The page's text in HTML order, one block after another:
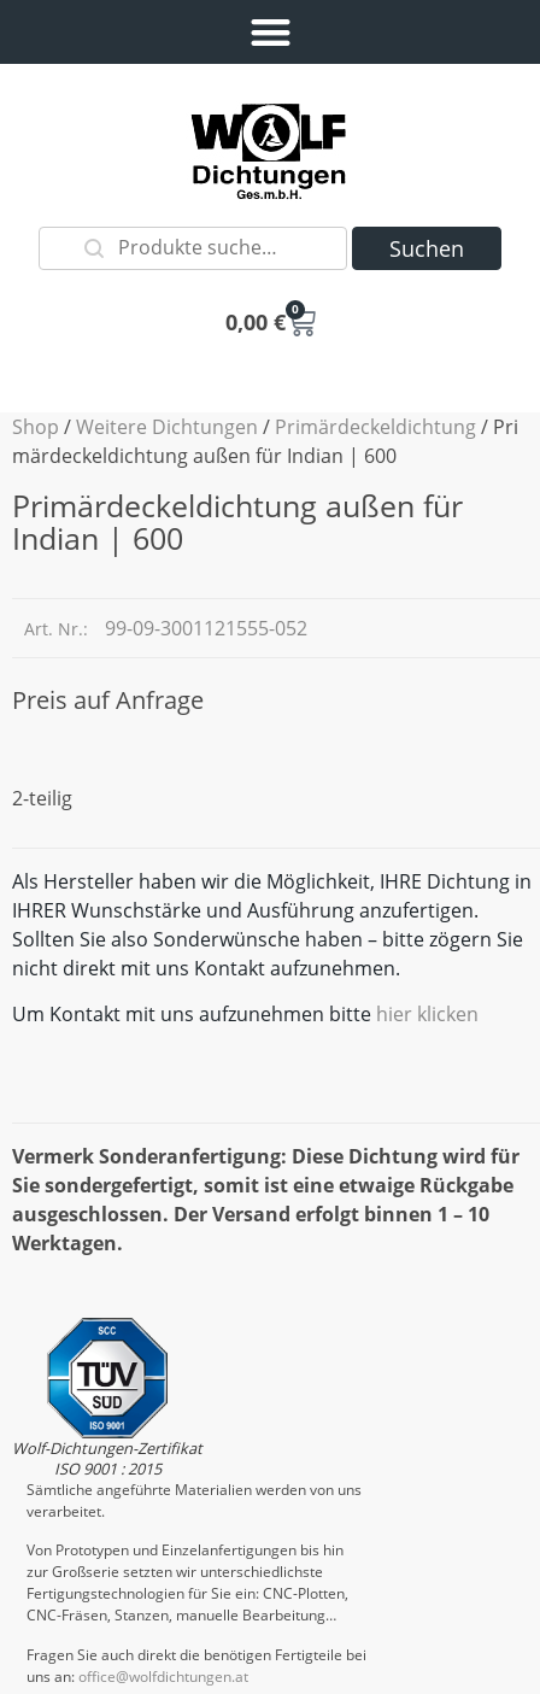
Suchen
0,00 € 0
Shop /Weitere Dichtungen / Primärdeckeldichtung/ Pri
märdeckeldichtung außen für Indian | 600
Primärdeckeldichtung außen für
Indian | 600
Art. Nr.: 99-09-3001121555-052
Preis auf Anfrage
2-teilig
Als Hersteller haben wir die Möglichkeit, IHRE Dichtung in
IHRER Wunschstärke und Ausführung anzufertigen.
Sollten Sie also Sonderwünsche haben – bitte zögern Sie
nicht direkt mit uns Kontakt aufzunehmen.
Um Kontakt mit uns aufzunehmen bitte hier klicken
Vermerk Sonderanfertigung: Diese Dichtung wird für
Sie sondergefertigt, somit ist eine etwaige Rückgabe
ausgeschlossen. Der Versand erfolgt binnen 1 – 10
Werktagen.
Wolf-Dichtungen-Zertifikat
ISO 9001 : 2015
Sämtliche angeführte Materialien werden von uns
verarbeitet.
Von Prototypen und Einzelanfertigungen bis hin
zur Großserie setzten wir unterschiedlichste
Fertigungstechnologien für Sie ein: CNC-Plotten,
CNC-Fräsen, Stanzen, manuelle Bearbeitung…
Fragen Sie auch direkt die benötigen Fertigteile bei
uns an:office@wolfdichtungen.at